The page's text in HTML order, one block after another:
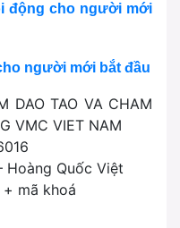
động cho người mới
người mới bắt đầu
DAO TAO VA CHAM
VMC VIET NAM
Hoàng Quốc Việt
mã khoá